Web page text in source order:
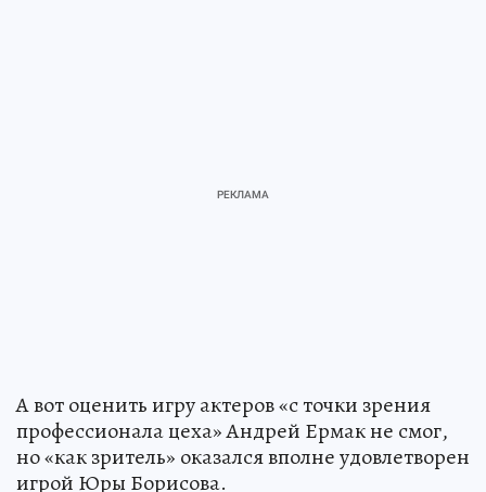
А вот оценить игру актеров «с точки зрения
профессионала цеха» Андрей Ермак не смог,
но «как зритель» оказался вполне удовлетворен
игрой Юры Борисова.